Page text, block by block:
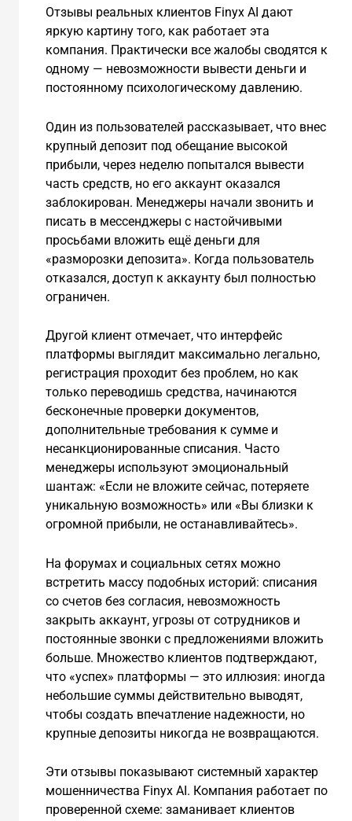
Отзывы реальных клиентов Finyx AI дают
яркую картину того, как работает эта
компания. Практически все жалобы сводятся к
одному — невозможности вывести деньги и
постоянному психологическому давлению.
Один из пользователей рассказывает, что внес
крупный депозит под обещание высокой
прибыли, через неделю попытался вывести
часть средств, но его аккаунт оказался
заблокирован. Менеджеры начали звонить и
писать в мессенджеры с настойчивыми
просьбами вложить ещё деньги для
«разморозки депозита». Когда пользователь
отказался, доступ к аккаунту был полностью
ограничен.
Другой клиент отмечает, что интерфейс
платформы выглядит максимально легально,
регистрация проходит без проблем, но как
только переводишь средства, начинаются
бесконечные проверки документов,
дополнительные требования к сумме и
несанкционированные списания. Часто
менеджеры используют эмоциональный
шантаж: «Если не вложите сейчас, потеряете
уникальную возможность» или «Вы близки к
огромной прибыли, не останавливайтесь».
На форумах и социальных сетях можно
встретить массу подобных историй: списания
со счетов без согласия, невозможность
закрыть аккаунт, угрозы от сотрудников и
постоянные звонки с предложениями вложить
больше. Множество клиентов подтверждают,
что «успех» платформы — это иллюзия: иногда
небольшие суммы действительно выводят,
чтобы создать впечатление надежности, но
крупные депозиты никогда не возвращаются.
Эти отзывы показывают системный характер
мошенничества Finyx AI. Компания работает по
проверенной схеме: заманивает клиентов